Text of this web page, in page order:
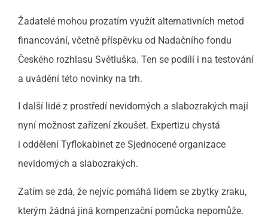
Žadatelé mohou prozatím využít alternativních metod
financování, včetně příspěvku od Nadačního fondu
Českého rozhlasu Světluška. Ten se podílí i na testování
a uvádění této novinky na trh.
I další lidé z prostředí nevidomých a slabozrakých mají
nyní možnost zařízení zkoušet. Expertizu chystá
i oddělení Tyflokabinet ze Sjednocené organizace
nevidomých a slabozrakých.
Zatím se zdá, že nejvíc pomáhá lidem se zbytky zraku,
kterým žádná jiná kompenzační pomůcka nepomůže.